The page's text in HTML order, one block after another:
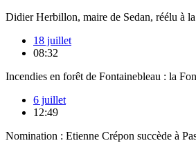
Didier Herbillon, maire de Sedan, réélu à
18 juillet
08:32
Incendies en forêt de Fontainebleau : la
6 juillet
12:49
Nomination : Etienne Crépon succède à